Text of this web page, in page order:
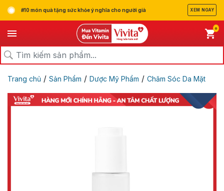
#10 món quà tặng sức khỏe ý nghĩa cho người già XEM NGAY
0
Trang chủ / Sản Phẩm / Dược Mỹ Phẩm / Chăm Sóc Da Mặt